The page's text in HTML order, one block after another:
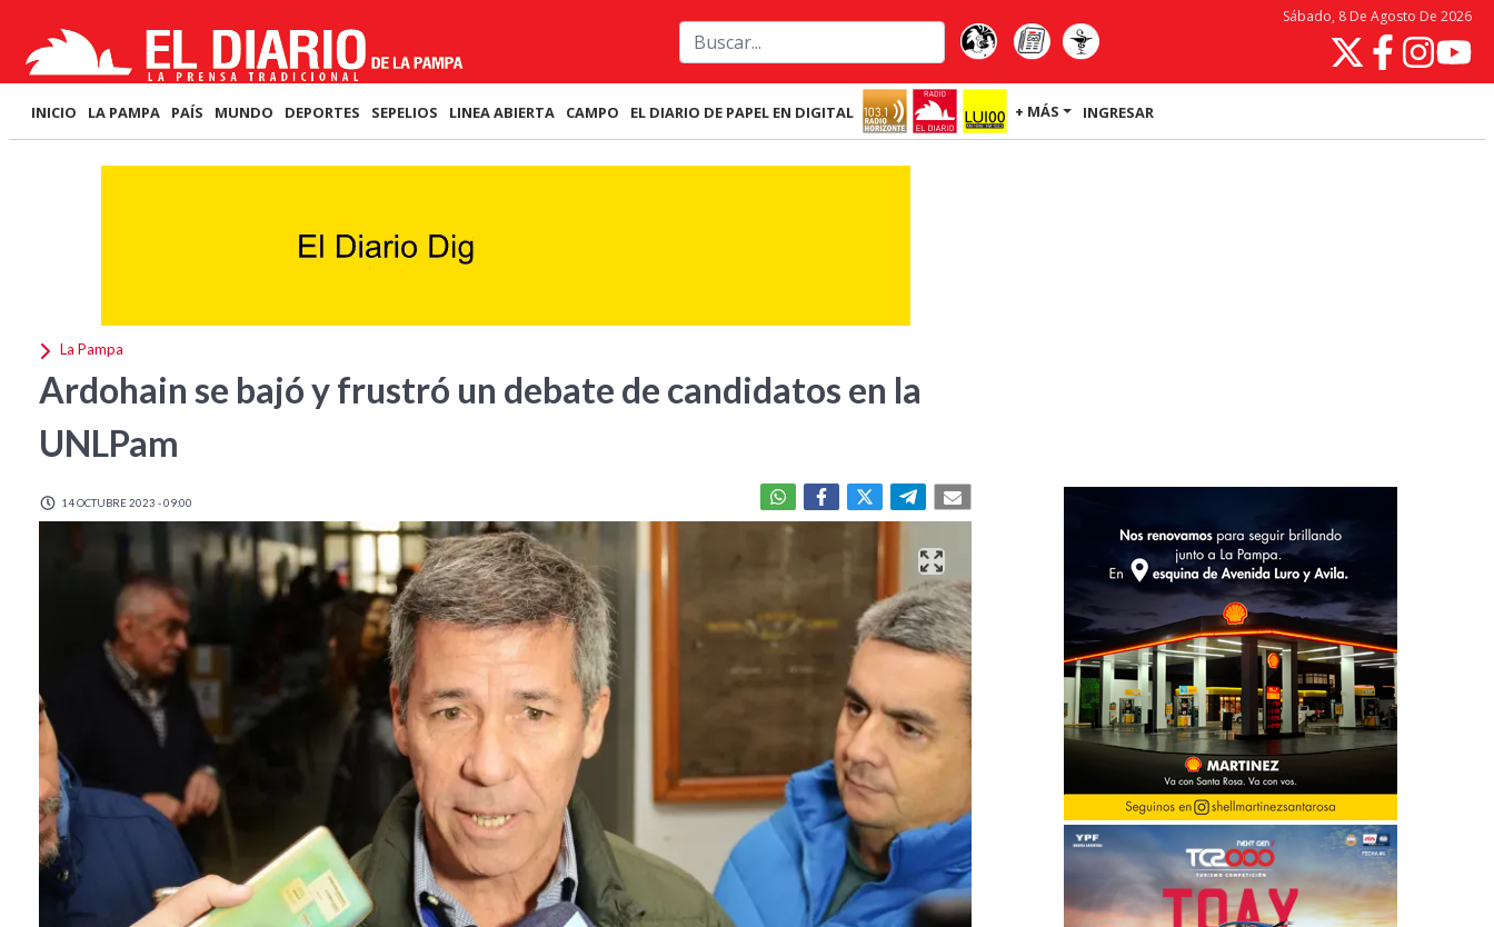
Sábado, 8 De Agosto De 2026
INICIO LA PAMPA PAÍS MUNDO DEPORTES SEPELIOS LINEA ABIERTA CAMPO EL DIARIO DE PAPEL EN DIGITAL + MÁS INGRESAR
La Pampa
Ardohain se bajó y frustró un debate de candidatos en la
UNLPam
14 OCTUBRE 2023 - 09:00